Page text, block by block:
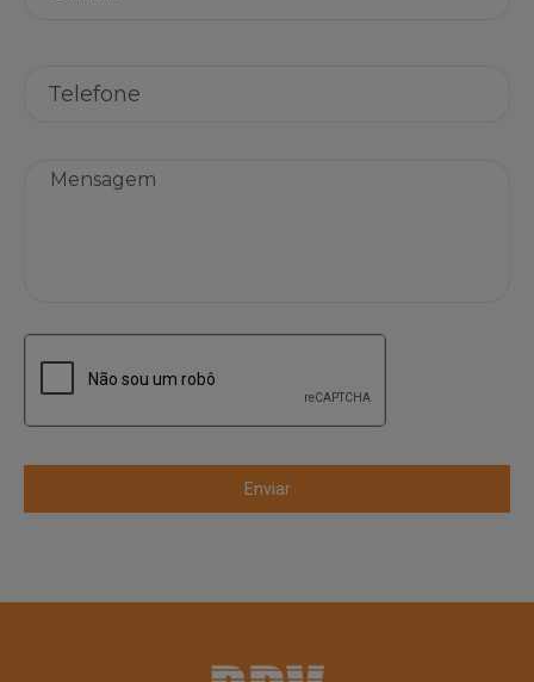
CAPTCHA